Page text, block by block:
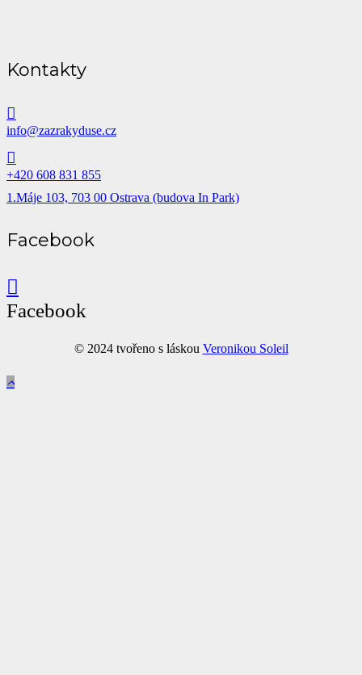
Kontakty
info@zazrakyduse.cz
+420 608 831 855
1.Máje 103, 703 00 Ostrava (budova In Park)
Facebook
Facebook
© 2024 tvořeno s láskou Veronikou Soleil